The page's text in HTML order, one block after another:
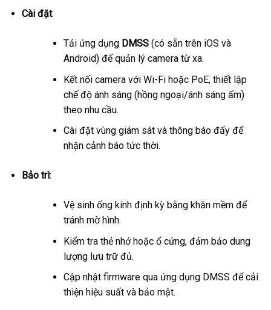
Cài đặt:
Tải ứng dụng DMSS(có sẵn trên iOS và
Android) để quản lý camera từ xa.
Kết nối camera với Wi-Fi hoặc PoE, thiết lập
chế độ ánh sáng (hồng ngoại/ánh sáng ấm)
theo nhu cầu.
Cài đặt vùng giám sát và thông báo đẩy để
nhận cảnh báo tức thời.
Bảo trì:
Vệ sinh ống kính định kỳ bằng khăn mềm để
tránh mờ hình.
Kiểm tra thẻ nhớ hoặc ổ cứng, đảm bảo dung
lượng lưu trữ đủ.
Cập nhật firmware qua ứng dụng DMSS để cải
thiện hiệu suất và bảo mật.